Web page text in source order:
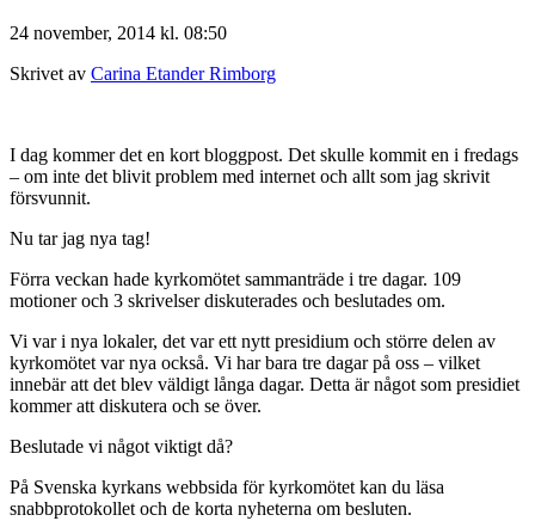
24 november, 2014 kl. 08:50
Skrivet av Carina Etander Rimborg
I dag kommer det en kort bloggpost. Det skulle kommit en i fredags
– om inte det blivit problem med internet och allt som jag skrivit
försvunnit.
Nu tar jag nya tag!
Förra veckan hade kyrkomötet sammanträde i tre dagar. 109
motioner och 3 skrivelser diskuterades och beslutades om.
Vi var i nya lokaler, det var ett nytt presidium och större delen av
kyrkomötet var nya också. Vi har bara tre dagar på oss – vilket
innebär att det blev väldigt långa dagar. Detta är något som presidiet
kommer att diskutera och se över.
Beslutade vi något viktigt då?
På Svenska kyrkans webbsida för kyrkomötet kan du läsa
snabbprotokollet och de korta nyheterna om besluten.